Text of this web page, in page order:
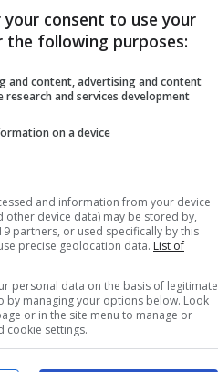
Le
questa
in
effettuato dal
poi di
consent to use your
following purposes:
and content, advertising and content
research and services development
on a device
and information from your device
other device data) may be stored by,
partners, or used specifically by this
precise geolocation data. List of
personal data on the basis of legitimate
by managing your options below. Look
or in the site menu to manage or
cookie settings.